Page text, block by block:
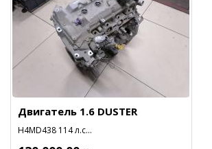
Двигатель 1.6 DUSTER
H4MD438 114 л.с...